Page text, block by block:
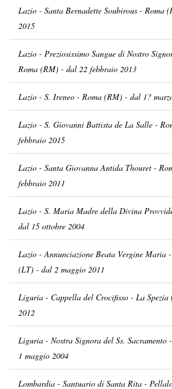
Lazio - Santa Bernadette Soubirous - Roma
2015
Lazio - Preziosissimo Sangue di Nostro
Roma (RM) - dal 22 febbraio 2013
Lazio - S. Ireneo - Roma (RM) - dal 1?
Lazio - S. Giovanni Battista de La Salle -
febbraio 2015
Lazio - Santa Giovanna Antida Thouret -
febbraio 2011
Lazio - S. Maria Madre della Divina
dal 15 ottobre 2004
Lazio - Annunciazione Beata Vergine Maria
(LT) - dal 2 maggio 2011
Liguria - Cappella del Crocifisso - La Spezia
2012
Liguria - Nostra Signora del Ss. Sacramento
1 maggio 2004
Lombardia - Santuario di Santa Rita -